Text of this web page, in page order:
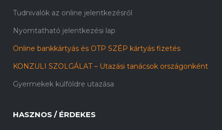
Tudnivalók az online jelentkezésről
Nyomtatható jelentkezési lap
Online bankkártyás és OTP SZÉP kártyás fizetés
KONZULI SZOLGÁLAT – Utazási tanácsok országonként
Gyermekek külföldre utazása
HASZNOS / ÉRDEKES